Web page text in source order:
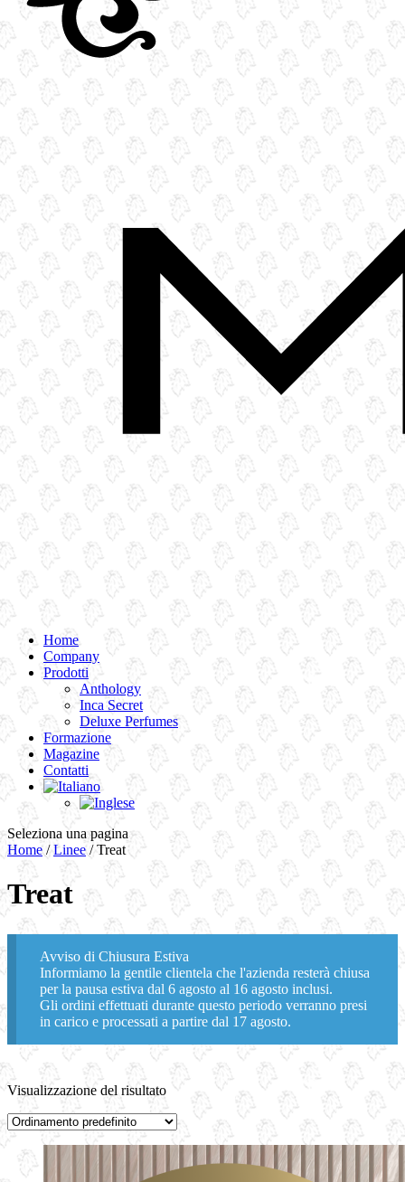
Home
Company
Prodotti
Anthology
Inca Secret
Deluxe Perfumes
Formazione
Magazine
Contatti
Seleziona una pagina
Home /Linee/ Treat
Treat
Avviso di Chiusura Estiva
Informiamo la gentile clientela che l'azienda resterà chiusa
per la pausa estiva dal 6 agosto al 16 agosto inclusi.
Gli ordini effettuati durante questo periodo verranno presi
in carico e processati a partire dal 17 agosto.
Visualizzazione del risultato